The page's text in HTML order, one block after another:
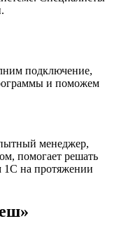
подключение,
и поможем
менеджер,
помогает решать
1С на протяжении